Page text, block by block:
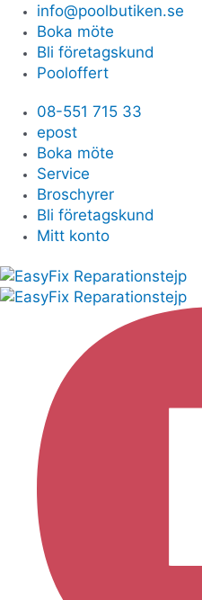
info@poolbutiken.se
Boka möte
Bli företagskund
Pooloffert
08-551 715 33
epost
Boka möte
Service
Broschyrer
Bli företagskund
Mitt konto